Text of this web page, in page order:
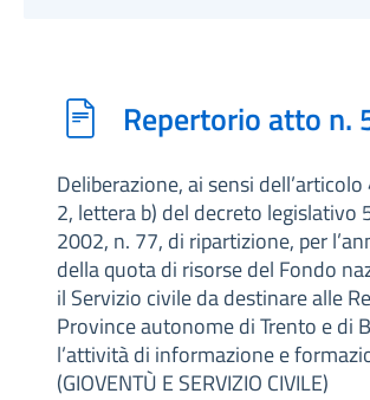
Repertorio atto n.
Deliberazione, ai sensi
2, lettera b) del decreto legislativo
2002, n. 77, di ripartizione, per
della quota di risorse del Fondo
il Servizio civile da destinare alle
Province autonome di Trento e di
l’attività di informazione e
(GIOVENTÙ E SERVIZIO CIVILE)